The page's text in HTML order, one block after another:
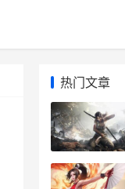
热门文章